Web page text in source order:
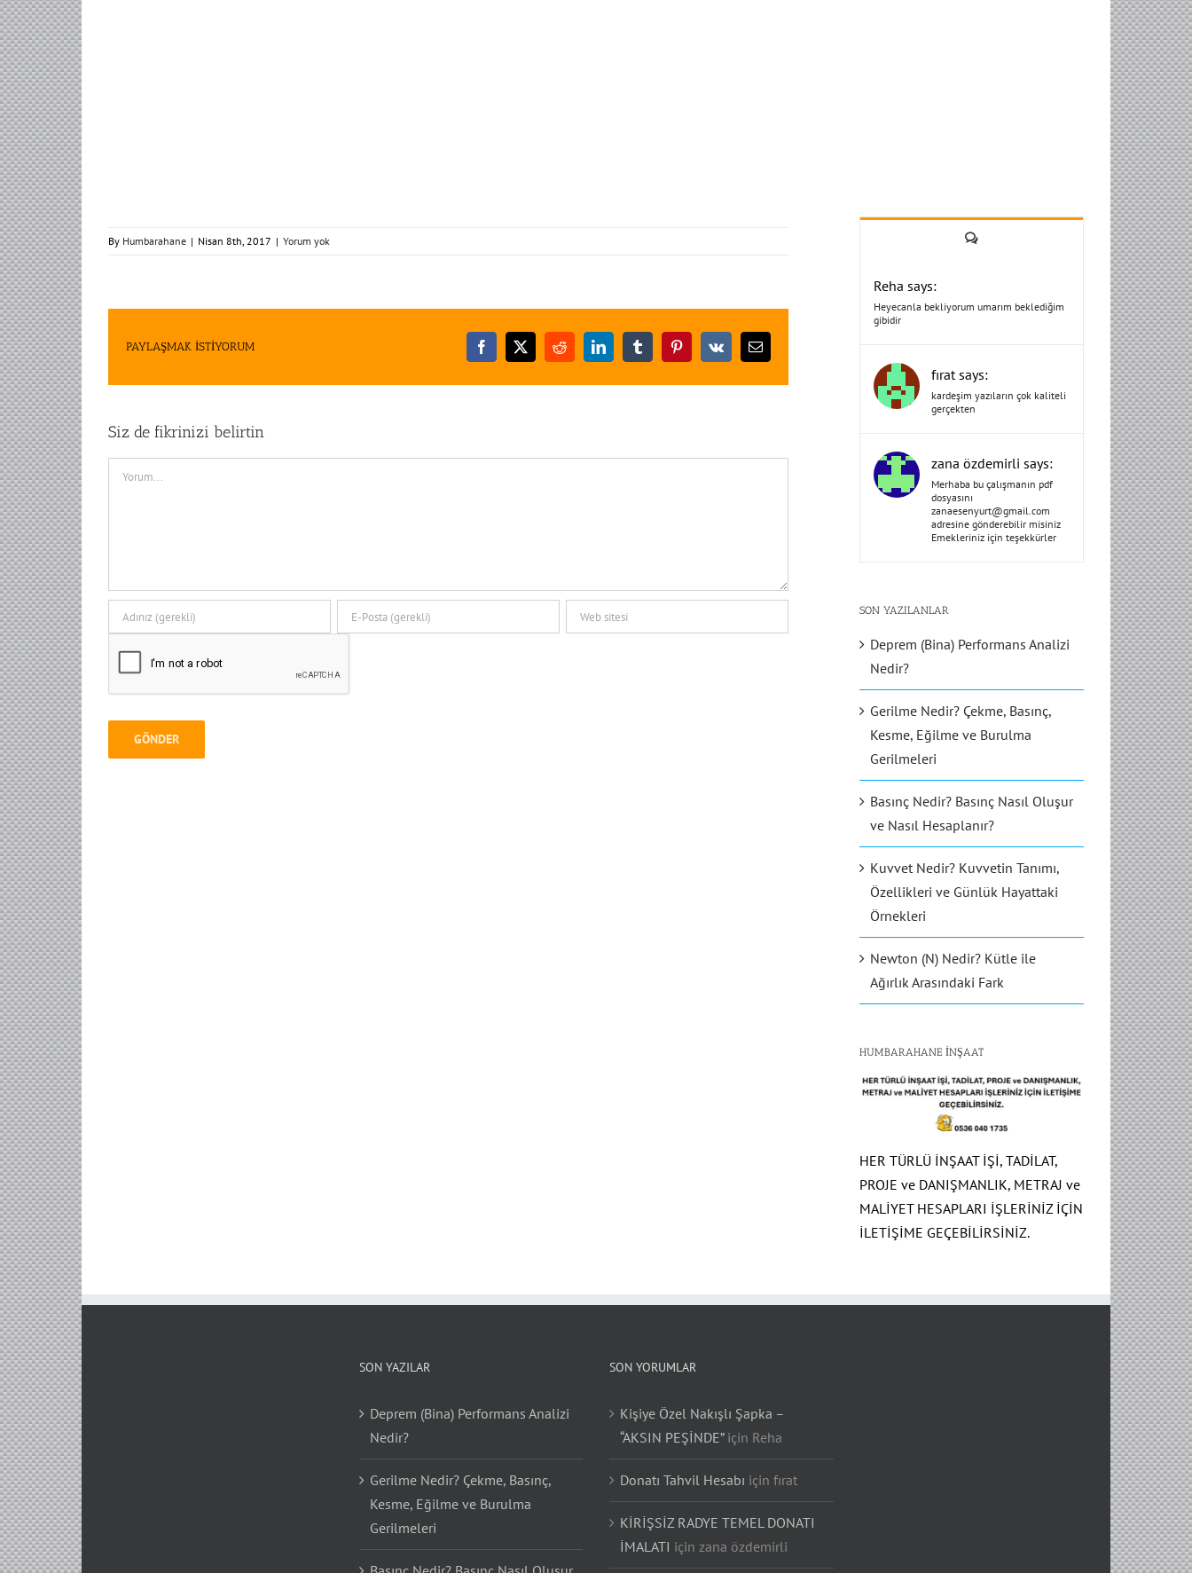
By Humbarahane | Nisan 8th, 2017 | Yorum yok
PAYLAŞMAK İSTİYORUM Facebook
X RedditLinkedInTumblrPinterest
Vk
E-
posta
Siz de fikrinizi belirtin
Comment
Yorum
Reha says:
Heyecanla bekliyorum umarım beklediğim
gibidir
fırat says:
kardeşim yazıların çok kaliteli
gerçekten
zana özdemirli says:
Merhaba bu çalışmanın pdf
dosyasını
zanaesenyurt@gmail.com
adresine gönderebilir misiniz
Emekleriniz için teşekkürler
SON YAZILANLAR
Deprem (Bina) Performans Analizi
Nedir?
Gerilme Nedir? Çekme, Basınç,
Kesme, Eğilme ve Burulma
Gerilmeleri
Basınç Nedir? Basınç Nasıl Oluşur
ve Nasıl Hesaplanır?
Kuvvet Nedir? Kuvvetin Tanımı,
Özellikleri ve Günlük Hayattaki
Örnekleri
Newton (N) Nedir? Kütle ile
Ağırlık Arasındaki Fark
HUMBARAHANE İNŞAAT
HER TÜRLÜ İNŞAAT İŞİ, TADİLAT,
PROJE ve DANIŞMANLIK, METRAJ ve
MALİYET HESAPLARI İŞLERİNİZ İÇİN
İLETİŞİME GEÇEBİLİRSİNİZ.
SON YAZILAR
Deprem (Bina) Performans Analizi
Nedir?
Gerilme Nedir? Çekme, Basınç,
Kesme, Eğilme ve Burulma
Gerilmeleri
SON YORUMLAR
Kişiye Özel Nakışlı Şapka –
“AKSIN PEŞİNDE”için Reha
Donatı Tahvil Hesabı için fırat
KİRİŞSİZ RADYE TEMEL DONATI
İMALATI için zana özdemirli